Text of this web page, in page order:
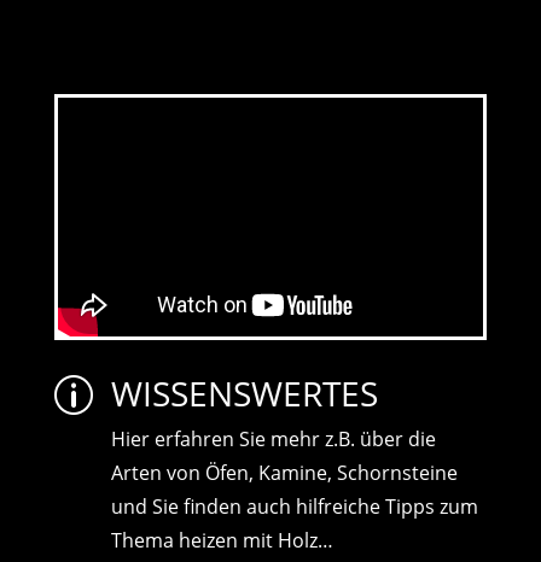
p WISSENSWERTES
Hier erfahren Sie mehr z.B. über die
Arten von Öfen, Kamine, Schornsteine
und Sie finden auch hilfreiche Tipps zum
Thema heizen mit Holz…